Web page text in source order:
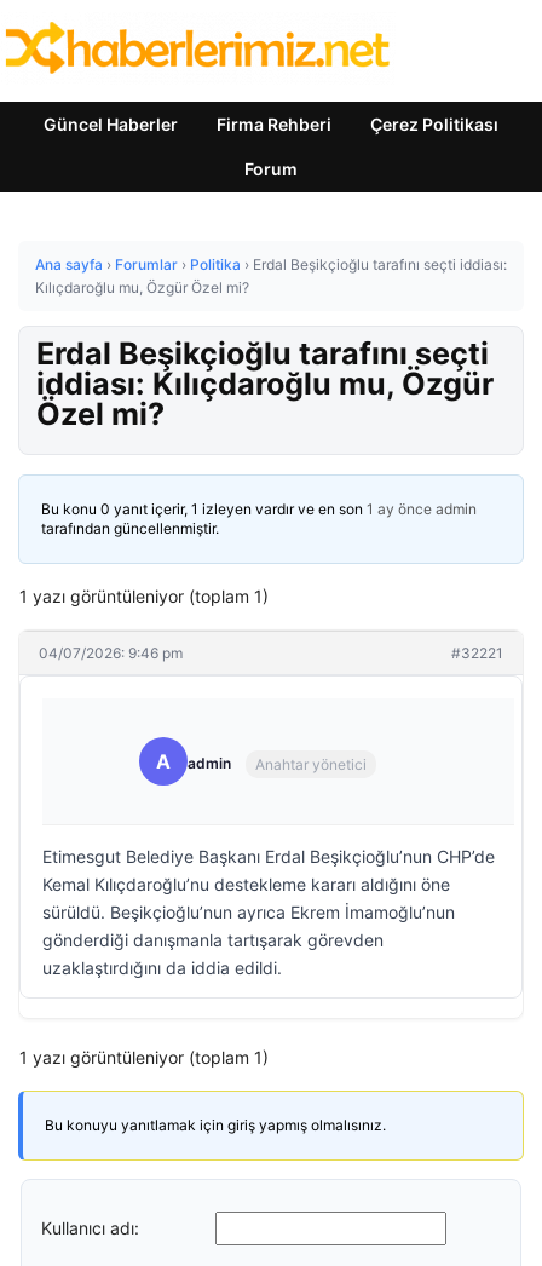
Güncel Haberler Firma Rehberi Çerez Politikası
Forum
Ana sayfa › Forumlar › Politika › Erdal Beşikçioğlu tarafını seçti iddiası:
Kılıçdaroğlu mu, Özgür Özel mi?
Erdal Beşikçioğlu tarafını seçti
iddiası: Kılıçdaroğlu mu, Özgür
Özel mi?
Bu konu 0 yanıt içerir, 1 izleyen vardır ve en son 1 ay önce admin
tarafından güncellenmiştir.
1 yazı görüntüleniyor (toplam 1)
04/07/2026: 9:46 pm #32221
A admin Anahtar yönetici
Etimesgut Belediye Başkanı Erdal Beşikçioğlu’nun CHP’de
Kemal Kılıçdaroğlu’nu destekleme kararı aldığını öne
sürüldü. Beşikçioğlu’nun ayrıca Ekrem İmamoğlu’nun
gönderdiği danışmanla tartışarak görevden
uzaklaştırdığını da iddia edildi.
1 yazı görüntüleniyor (toplam 1)
Bu konuyu yanıtlamak için giriş yapmış olmalısınız.
Kullanıcı adı: